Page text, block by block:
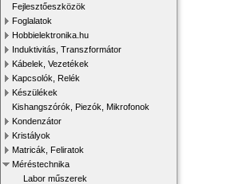
Fejlesztőeszközök
Foglalatok
Hobbielektronika.hu
Induktivitás, Transzformátor
Kábelek, Vezetékek
Kapcsolók, Relék
Készülékek
Kishangszórók, Piezók, Mikrofonok
Kondenzátor
Kristályok
Matricák, Feliratok
Méréstechnika
Labor műszerek